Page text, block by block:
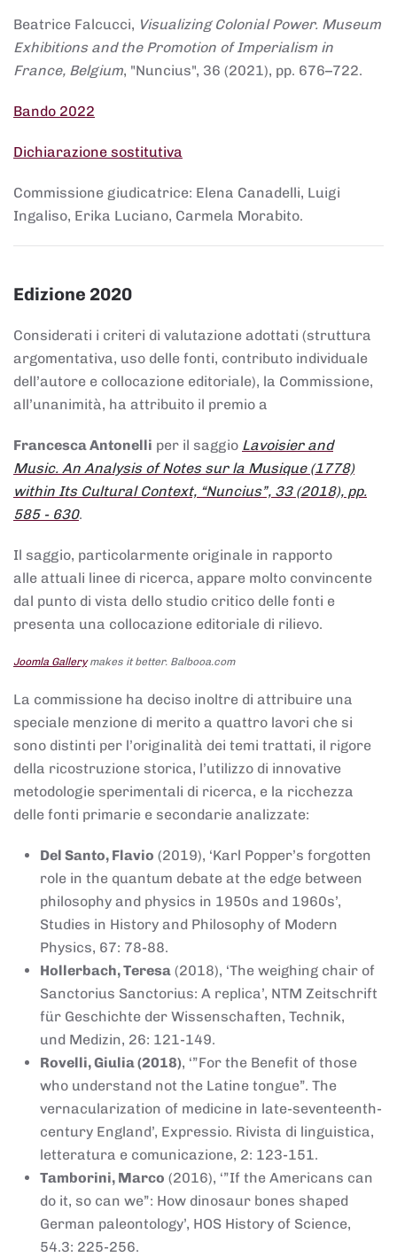
Beatrice Falcucci, Visualizing Colonial Power. Museum
Exhibitions and the Promotion of Imperialism in
France, Belgium, "Nuncius", 36 (2021), pp. 676–722.
Bando 2022
Dichiarazione sostitutiva
Commissione giudicatrice: Elena Canadelli, Luigi
Ingaliso, Erika Luciano, Carmela Morabito.
Edizione 2020
Considerati i criteri di valutazione adottati (struttura
argomentativa, uso delle fonti, contributo individuale
dell’autore e collocazione editoriale), la Commissione,
all’unanimità, ha attribuito il premio a
Francesca Antonelli per il saggio Lavoisier and
Music. An Analysis of Notes sur la Musique (1778)
within Its Cultural Context, “Nuncius”, 33 (2018), pp.
585 - 630.
Il saggio, particolarmente originale in rapporto
alle attuali linee di ricerca, appare molto convincente
dal punto di vista dello studio critico delle fonti e
presenta una collocazione editoriale di rilievo.
Joomla Gallerymakes it better. Balbooa.com
La commissione ha deciso inoltre di attribuire una
speciale menzione di merito a quattro lavori che si
sono distinti per l’originalità dei temi trattati, il rigore
della ricostruzione storica, l’utilizzo di innovative
metodologie sperimentali di ricerca, e la ricchezza
delle fonti primarie e secondarie analizzate:
Del Santo, Flavio (2019), ‘Karl Popper’s forgotten
role in the quantum debate at the edge between
philosophy and physics in 1950s and 1960s’,
Studies in History and Philosophy of Modern
Physics, 67: 78-88.
Hollerbach, Teresa (2018), ‘The weighing chair of
Sanctorius Sanctorius: A replica’, NTM Zeitschrift
für Geschichte der Wissenschaften, Technik,
und Medizin, 26: 121-149.
Rovelli, Giulia (2018), ‘”For the Benefit of those
who understand not the Latine tongue”. The
vernacularization of medicine in late-seventeenth-
century England’, Expressio. Rivista di linguistica,
letteratura e comunicazione, 2: 123-151.
Tamborini, Marco (2016), ‘”If the Americans can
do it, so can we”: How dinosaur bones shaped
German paleontology’, HOS History of Science,
54.3: 225-256.